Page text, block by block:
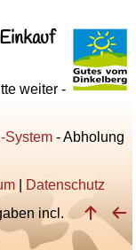
weiter -
System - Abholung
Datenschutz
incl.